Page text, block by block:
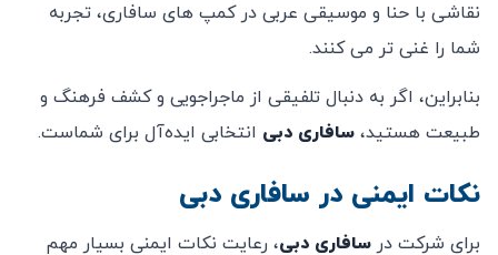
نقاشی با حنا و موسیقی عربی در کمپ‌ های سافاری، تجربه
شما را غنی ‌تر می‌ کنند.
بنابراین، اگر به دنبال تلفیقی از ماجراجویی و کشف فرهنگ و
طبیعت هستید، سافاری دبی انتخابی ایده‌آل برای شماست.
نکات ایمنی در سافاری دبی
برای شرکت در سافاری دبی، رعایت نکات ایمنی بسیار مهم